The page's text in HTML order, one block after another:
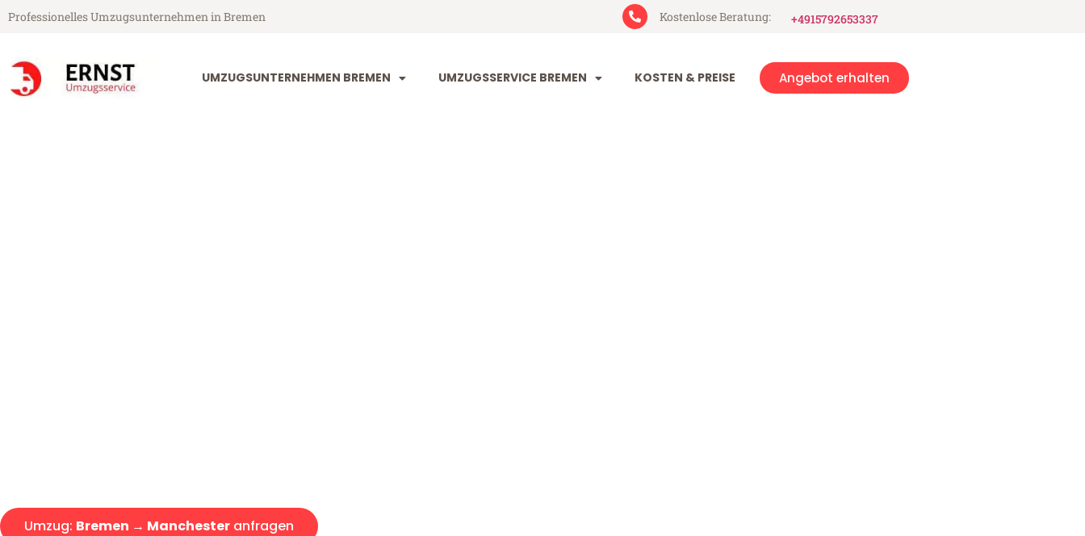
Professionelles Umzugsunternehmen in Bremen Kostenlose Beratung: +4915792653337
UMZUGSUNTERNEHMEN BREMEN UMZUGSSERVICE BREMEN KOSTEN & PREISE Angebot erhalten
Umzug: Bremen → Manchester anfragen